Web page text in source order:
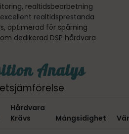
realtidsbearbetning
realtidsprestanda
optimerad för spårning
dedikerad DSP hårdvara
Analys
Hårdvara
Krävs
Mångsidighet